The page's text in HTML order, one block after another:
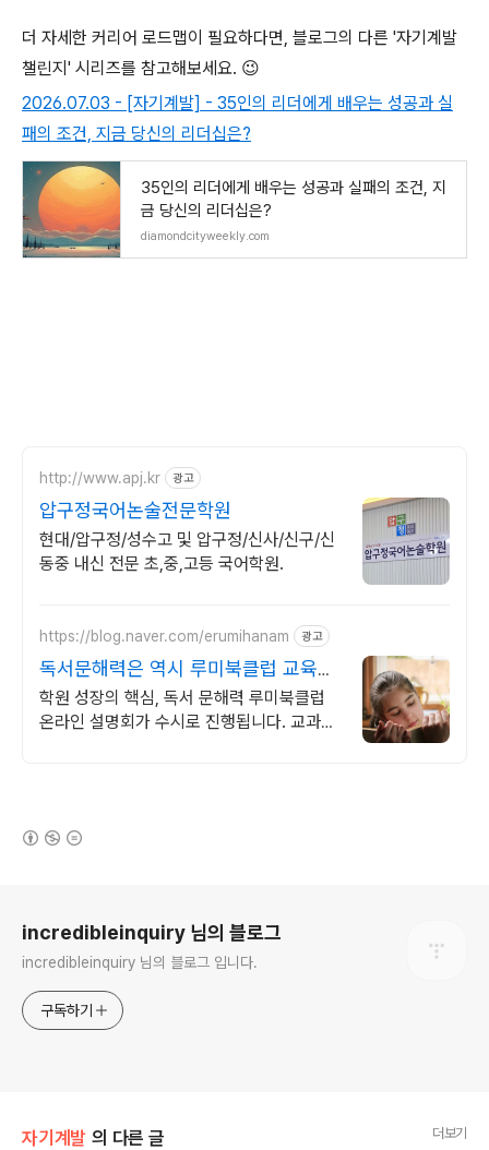
더 자세한 커리어 로드맵이 필요하다면, 블로그의 다른 '자기계발
챌린지' 시리즈를 참고해보세요. 😉
2026.07.03 - [자기계발] - 35인의 리더에게 배우는 성공과 실
패의 조건, 지금 당신의 리더십은?
35인의 리더에게 배우는 성공과 실패의 조건, 지
금 당신의 리더십은?
diamondcityweekly.com
http://www.apj.kr 광고
압구정국어논술전문학원
현대/압구정/성수고 및 압구정/신사/신구/신
동중 내신 전문 초,중,고등 국어학원.
https://blog.naver.com/erumihanam 광고
독서문해력은 역시 루미북클럽 교육사
업의 기초 경쟁력
학원 성장의 핵심, 독서 문해력 루미북클럽
온라인 설명회가 수시로 진행됩니다. 교과수
incredibleinquiry 님의 블로그
incredibleinquiry 님의 블로그 입니다.
구독하기
자기계발 의 다른 글 더보기